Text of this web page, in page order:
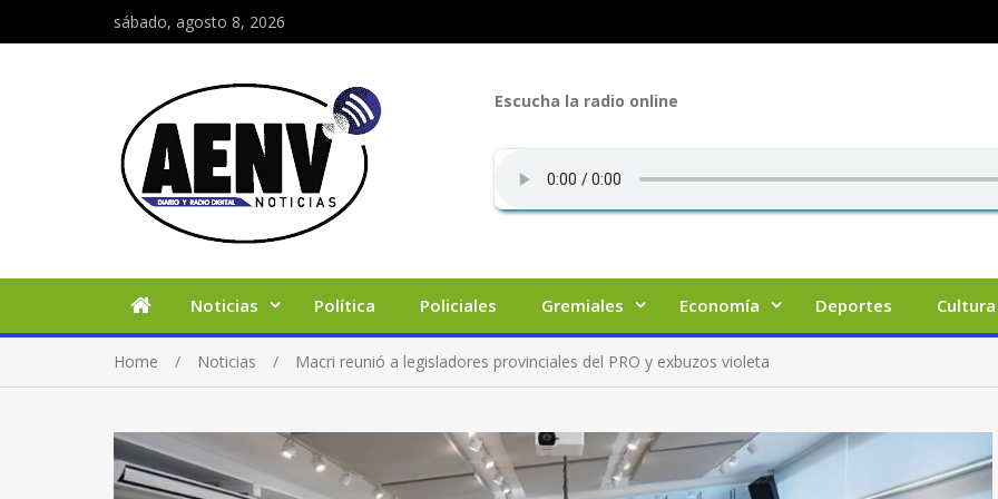
sábado, agosto 8, 2026
Escucha la radio online
Noticias Política Policiales Gremiales Economía Deportes Cultura
Home Noticias Macri reunió a legisladores provinciales del PRO y exbuzos violeta